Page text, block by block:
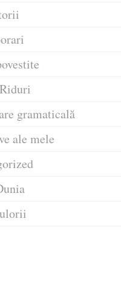
gramaticală
ale mele